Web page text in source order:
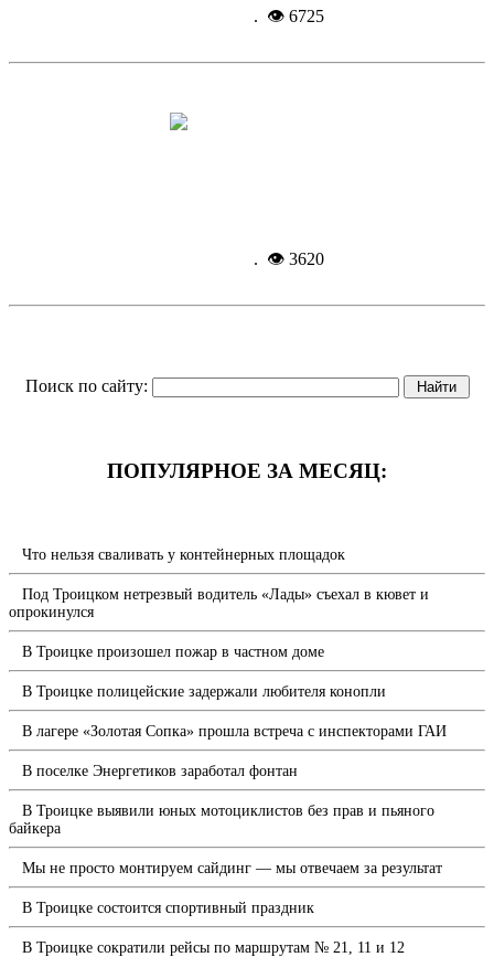
. 👁 6725
. 👁 3620
Поиск по сайту:
ПОПУЛЯРНОЕ ЗА МЕСЯЦ:
Что нельзя сваливать у контейнерных площадок
Под Троицком нетрезвый водитель «Лады» съехал в кювет и
опрокинулся
В Троицке произошел пожар в частном доме
В Троицке полицейские задержали любителя конопли
В лагере «Золотая Сопка» прошла встреча с инспекторами ГАИ
В поселке Энергетиков заработал фонтан
В Троицке выявили юных мотоциклистов без прав и пьяного
байкера
Мы не просто монтируем сайдинг — мы отвечаем за результат
В Троицке состоится спортивный праздник
В Троицке сократили рейсы по маршрутам № 21, 11 и 12